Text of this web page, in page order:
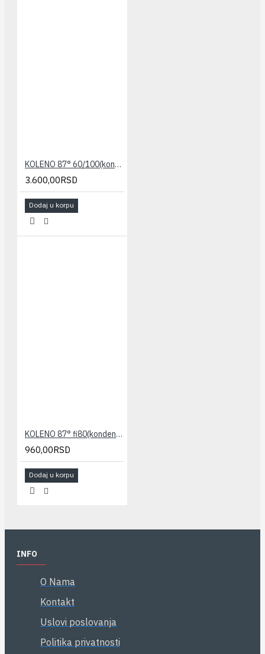
KOLENO 87° 60/100(kondenz.) STABILE
3.600,00RSD
Dodaj u korpu
KOLENO 87° fi80(kondenz.) STABILE
960,00RSD
Dodaj u korpu
INFO
O Nama
Kontakt
Uslovi poslovanja
Politika privatnosti